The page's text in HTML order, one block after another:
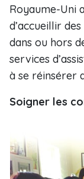
Royaume-Uni
d’accueillir
dans ou hors
services
à se réinsérer
Soigner les